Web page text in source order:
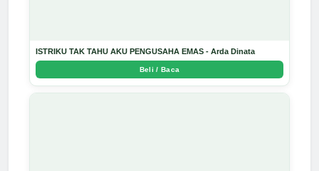
ISTRIKU TAK TAHU AKU PENGUSAHA EMAS - Arda Dinata
Beli / Baca